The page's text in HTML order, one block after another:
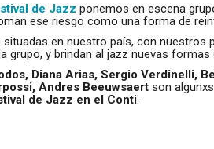
de Jazz ponemos en escena
ese riesgo como una forma de
situadas en nuestro país, con
grupo, y brindan al jazz nuevas formas
Diana Arias, Sergio Verdinelli,
Andres Beeuwsaert son
de Jazz en el Conti.